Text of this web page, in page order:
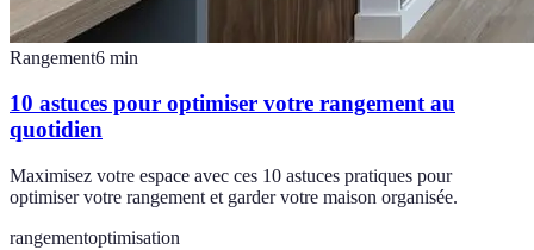
Rangement6 min
10 astuces pour optimiser votre rangement au
quotidien
Maximisez votre espace avec ces 10 astuces pratiques pour
optimiser votre rangement et garder votre maison organisée.
rangementoptimisation